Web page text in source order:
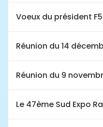
Voeux du président
Réunion du 14
Réunion du 9
Le 47ème Sud Expo